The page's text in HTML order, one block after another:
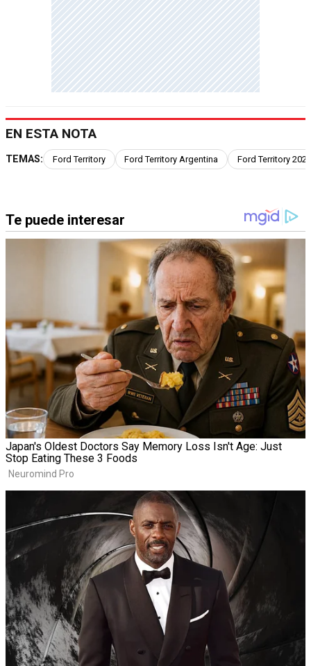
EN ESTA NOTA
TEMAS: Ford Territory Ford Territory Argentina Ford Territory 2021